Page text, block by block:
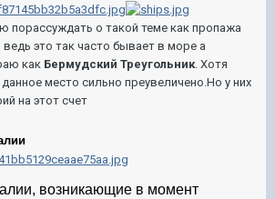
порассуждать о такой теме как пропажа
это так часто бывает в море а
как Бермудский Треугольник . Хотя
место сильно преувеличено.Но у них
на этот счет
возникающие в момент